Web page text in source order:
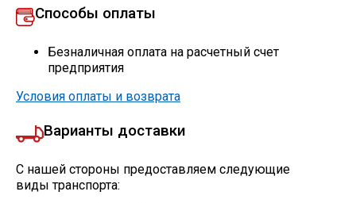
Способы оплаты
Безналичная оплата на расчетный счет
предприятия
Условия оплаты и возврата
Варианты доставки
С нашей стороны предоставляем следующие
виды транспорта: